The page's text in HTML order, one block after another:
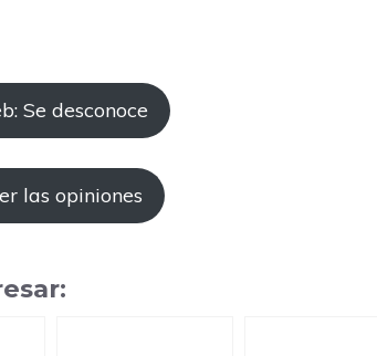
Se desconoce
las opiniones